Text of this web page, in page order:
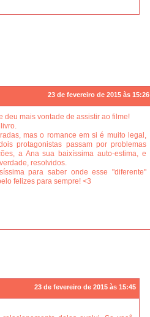
23 de fevereiro de 2015 às 15:26
deu mais vontade de assistir ao filme!
mas o romance em si é muito legal,
protagonistas passam por problemas
a Ana sua baixíssima auto-estima, e
resolvidos.
para saber onde esse "diferente"
felizes para sempre! <3
23 de fevereiro de 2015 às 15:45